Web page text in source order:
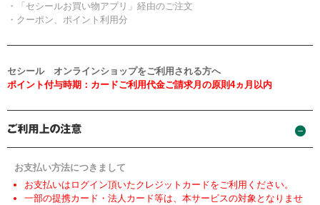
・「セシールお買い物アプリ」経由のご注文
・クーポン、ポイント利用分
セシール オンラインショップをご利用される方へ
ポイント付与時期：カードご利用代金ご請求月の原則4ヵ月以内
お支払い方法につきまして
お支払いはログイン頂いたクレジットカードをご利用ください。
一部の提携カード・法人カード等は、本サービスの対象となりませ